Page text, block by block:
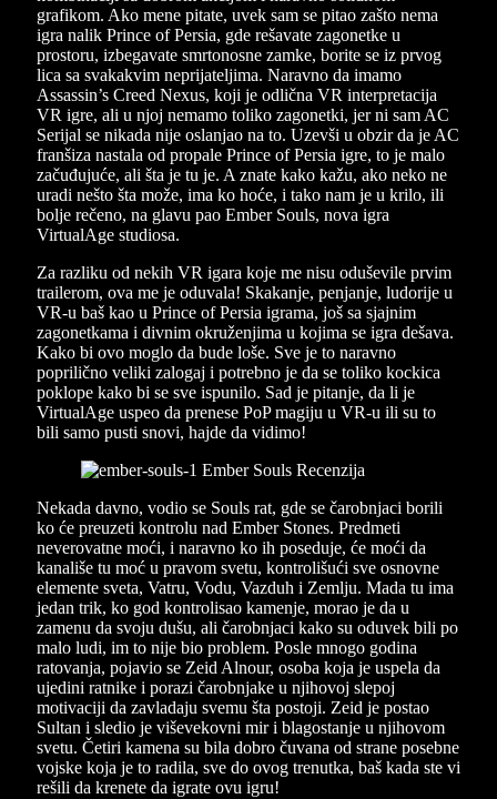
grafikom. Ako mene pitate, uvek sam se pitao zašto nema
igra nalik Prince of Persia, gde rešavate zagonetke u
prostoru, izbegavate smrtonosne zamke, borite se iz prvog
lica sa svakakvim neprijateljima. Naravno da imamo
Assassin’s Creed Nexus, koji je odlična VR interpretacija
VR igre, ali u njoj nemamo toliko zagonetki, jer ni sam AC
Serijal se nikada nije oslanjao na to. Uzevši u obzir da je AC
franšiza nastala od propale Prince of Persia igre, to je malo
začuđujuće, ali šta je tu je. A znate kako kažu, ako neko ne
uradi nešto šta može, ima ko hoće, i tako nam je u krilo, ili
bolje rečeno, na glavu pao Ember Souls, nova igra
VirtualAge studiosa.
Za razliku od nekih VR igara koje me nisu oduševile prvim
trailerom, ova me je oduvala! Skakanje, penjanje, ludorije u
VR-u baš kao u Prince of Persia igrama, još sa sjajnim
zagonetkama i divnim okruženjima u kojima se igra dešava.
Kako bi ovo moglo da bude loše. Sve je to naravno
poprilično veliki zalogaj i potrebno je da se toliko kockica
poklope kako bi se sve ispunilo. Sad je pitanje, da li je
VirtualAge uspeo da prenese PoP magiju u VR-u ili su to
bili samo pusti snovi, hajde da vidimo!
Nekada davno, vodio se Souls rat, gde se čarobnjaci borili
ko će preuzeti kontrolu nad Ember Stones. Predmeti
neverovatne moći, i naravno ko ih poseduje, će moći da
kanališe tu moć u pravom svetu, kontrolišući sve osnovne
elemente sveta, Vatru, Vodu, Vazduh i Zemlju. Mada tu ima
jedan trik, ko god kontrolisao kamenje, morao je da u
zamenu da svoju dušu, ali čarobnjaci kako su oduvek bili po
malo ludi, im to nije bio problem. Posle mnogo godina
ratovanja, pojavio se Zeid Alnour, osoba koja je uspela da
ujedini ratnike i porazi čarobnjake u njihovoj slepoj
motivaciji da zavladaju svemu šta postoji. Zeid je postao
Sultan i sledio je viševekovni mir i blagostanje u njihovom
svetu. Četiri kamena su bila dobro čuvana od strane posebne
vojske koja je to radila, sve do ovog trenutka, baš kada ste vi
rešili da krenete da igrate ovu igru!